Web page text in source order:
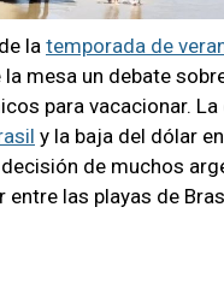
la temporada de
mesa un debate
para vacacionar.
y la baja del dólar
de muchos
entre las playas de